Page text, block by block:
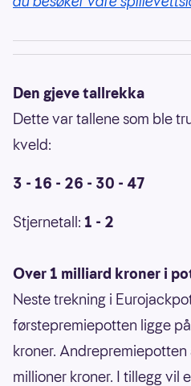
Den gjeve tallrekka
Dette var tallene som ble
kveld:
3 - 16 - 26 - 30 - 47
Stjernetall: 1 - 2
Over 1 milliard kroner i
Neste trekning i
førstepremiepotten ligge
kroner.
millioner kroner. I tillegg vil